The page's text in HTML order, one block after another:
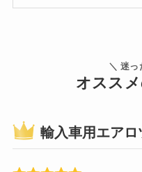
＼ 迷っ
オスス
輸入車用エアロ